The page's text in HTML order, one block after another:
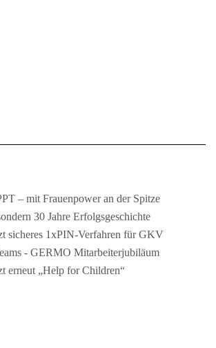
– mit Frauenpower an der Spitze
30 Jahre Erfolgsgeschichte
sicheres 1xPIN-Verfahren für GKV
- GERMO Mitarbeiterjubiläum
erneut „Help for Children“